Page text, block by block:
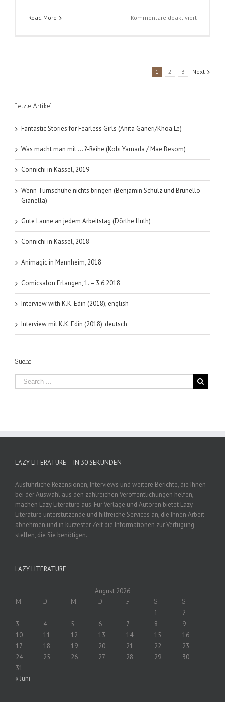
Read More Kommentare deaktiviertfür
1 2 3 Next
Letzte Artikel
Fantastic Stories for Fearless Girls (Anita Ganeri/Khoa Le)
Was macht man mit … ?-Reihe (Kobi Yamada / Mae Besom)
Connichi in Kassel, 2019
Wenn Turnschuhe nichts bringen (Benjamin Schulz und Brunello
Gianella)
Gute Laune an jedem Arbeitstag (Dörthe Huth)
Connichi in Kassel, 2018
Animagic in Mannheim, 2018
Comicsalon Erlangen, 1. – 3.6.2018
Interview with K.K. Edin (2018); english
Interview mit K.K. Edin (2018); deutsch
Suche
LAZY LITERATURE – IN 30 SEKUNDEN
Ausführliche Rezensionen, Interviews und weitere Berichte, die Ihnen
bei der Auswahl aus den zahlreichen Veröffentlichungen helfen,
machen Lazy Literature aus. Für Verlage und Autoren bietet Lazy
Literature unterstützende und hilfreiche Services an, die Ihnen Arbeit
abnehmen und in kürzester Zeit die Informationen zur Verfügung
stellen, die Sie benötigen.
LAZY LITERATURE
August 2026
M D M D F S S
1
2
3
4 5 6 7 8
9
10
11 12 13 14 15
16
17
18 19 20 21 22
23
24
25 26 27 28 29
30
31
« Juni